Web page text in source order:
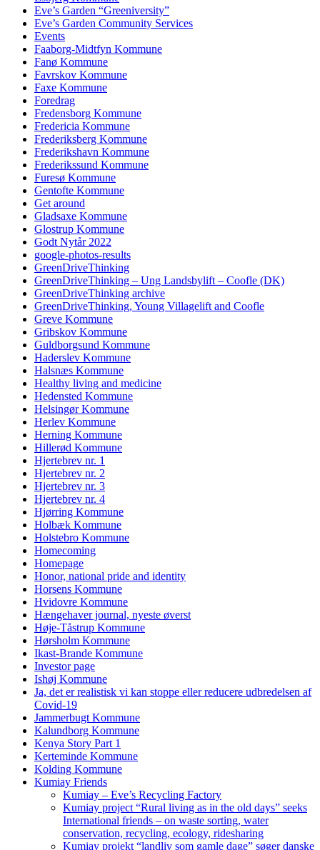
Eve’s Garden “Greeniversity”
Eve’s Garden Community Services
Events
Faaborg-Midtfyn Kommune
Fanø Kommune
Favrskov Kommune
Faxe Kommune
Foredrag
Fredensborg Kommune
Fredericia Kommune
Frederiksberg Kommune
Frederikshavn Kommune
Frederikssund Kommune
Furesø Kommune
Gentofte Kommune
Get around
Gladsaxe Kommune
Glostrup Kommune
Godt Nytår 2022
google-photos-results
GreenDriveThinking
GreenDriveThinking – Ung Landsbylift – Coofle (DK)
GreenDriveThinking archive
GreenDriveThinking, Young Villagelift and Coofle
Greve Kommune
Gribskov Kommune
Guldborgsund Kommune
Haderslev Kommune
Halsnæs Kommune
Healthy living and medicine
Hedensted Kommune
Helsingør Kommune
Herlev Kommune
Herning Kommune
Hillerød Kommune
Hjertebrev nr. 1
Hjertebrev nr. 2
Hjertebrev nr. 3
Hjertebrev nr. 4
Hjørring Kommune
Holbæk Kommune
Holstebro Kommune
Homecoming
Homepage
Honor, national pride and identity
Horsens Kommune
Hvidovre Kommune
Hængehaver journal, nyeste øverst
Høje-Tåstrup Kommune
Hørsholm Kommune
Ikast-Brande Kommune
Investor page
Ishøj Kommune
Ja, det er realistisk vi kan stoppe eller reducere udbredelsen af
Covid-19
Jammerbugt Kommune
Kalundborg Kommune
Kenya Story Part 1
Kerteminde Kommune
Kolding Kommune
Kumiay Friends
Kumiay – Eve’s Recycling Factory
Kumiay project “Rural living as in the old days” seeks
International friends – on waste sorting, water
conservation, recycling, ecology, ridesharing
Kumiay projekt “landliv som gamle dage” søger danske